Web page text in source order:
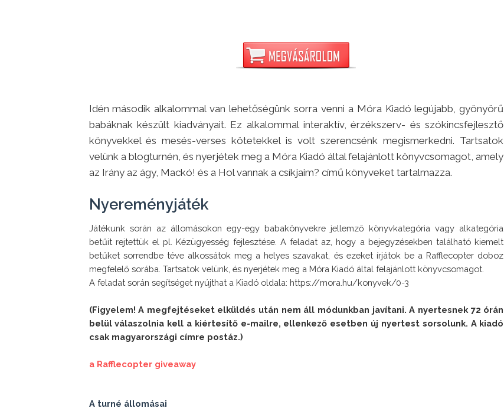
Idén második alkalommal van lehetőségünk sorra venni a Móra Kiadó legújabb, gyönyörű
babáknak készült kiadványait. Ez alkalommal interaktív, érzékszerv- és szókincsfejlesztő
könyvekkel és mesés-verses kötetekkel is volt szerencsénk megismerkedni. Tartsatok
velünk a blogturnén, és nyerjétek meg a Móra Kiadó által felajánlott könyvcsomagot, amely
az Irány az ágy, Mackó! és a Hol vannak a csíkjaim? című könyveket tartalmazza.
Nyereményjáték
Játékunk során az állomásokon egy-egy babakönyvekre jellemző könyvkategória vagy alkategória
betűit rejtettük el pl. Kézügyesség fejlesztése. A feladat az, hogy a bejegyzésekben található kiemelt
betűket sorrendbe téve alkossátok meg a helyes szavakat, és ezeket írjátok be a Rafflecopter doboz
megfelelő sorába. Tartsatok velünk, és nyerjétek meg a Móra Kiadó által felajánlott könyvcsomagot.
A feladat során segítséget nyújthat a Kiadó oldala: https://mora.hu/konyvek/0-3
(Figyelem! A megfejtéseket elküldés után nem áll módunkban javítani. A nyertesnek 72 órán
belül válaszolnia kell a kiértesítő e-mailre, ellenkező esetben új nyertest sorsolunk. A kiadó
csak magyarországi címre postáz.)
a Rafflecopter giveaway
A turné állomásai